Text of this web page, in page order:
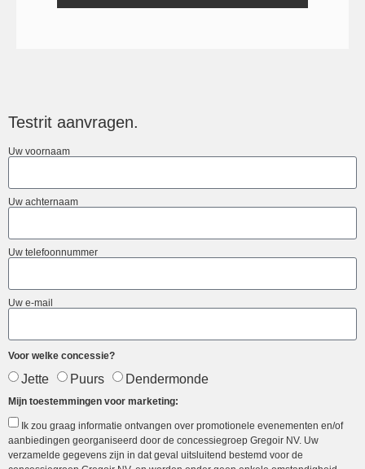
Testrit aanvragen.
Uw voornaam
Uw achternaam
Uw telefoonnummer
Uw e-mail
Voor welke concessie?
Jette Puurs Dendermonde
Mijn toestemmingen voor marketing:
Ik zou graag informatie ontvangen over promotionele evenementen en/of
aanbiedingen georganiseerd door de concessiegroep Gregoir NV. Uw
verzamelde gegevens zijn in dat geval uitsluitend bestemd voor de